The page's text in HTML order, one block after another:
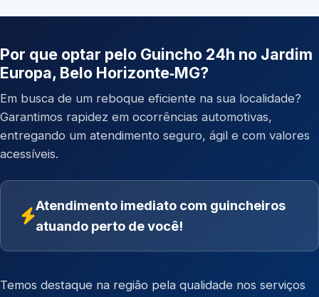
Por que optar pelo Guincho 24h no Jardim
Europa, Belo Horizonte‑MG?
Em busca de um reboque eficiente na sua localidade?
Garantimos rapidez em ocorrências automotivas,
entregando um atendimento seguro, ágil e com valores
acessíveis.
Atendimento imediato com guincheiros
atuando perto de você!
Temos destaque na região pela qualidade nos serviços